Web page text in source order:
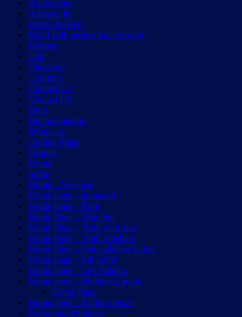
Advertising
Amazon.in
Boxes & Alert
Build with perfect images ratio
Buttons
Cart
Checkout
Columns
Contact Us
Contact US
Docs
Documentation
Dropcaps
Google Maps
Groups
Home
home
Home – Skyracle
Home page – animated
Home page – Blog
Home Page – Blog big
Home Page – Blog with ajax
Home Page – Both Sidebars
Home Page – both sidebars in left
Home page – full width
Home page – Left Sidebar
Home page – Multiple Layout
Home Page
Home page – Right Sidebar
Horizontal Dividers